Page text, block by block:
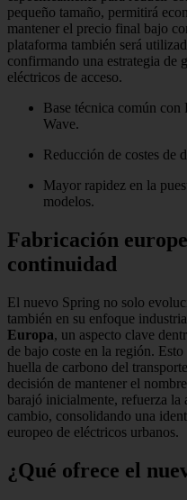
pequeño tamaño, permitirá
mantener el precio final bajo
plataforma también será
confirmando una estrategia de
eléctricos de acceso.
Base técnica común
Wave.
Reducción de costes de
Mayor rapidez en la
modelos.
Fabricación
continuidad
El nuevo Spring no solo
también en su enfoque
Europa, un aspecto clave
de bajo coste en la región.
huella de carbono del
decisión de mantener el
barajó inicialmente, refuerza la
cambio, consolidando una
europeo de eléctricos urbanos.
¿Qué ofrece el